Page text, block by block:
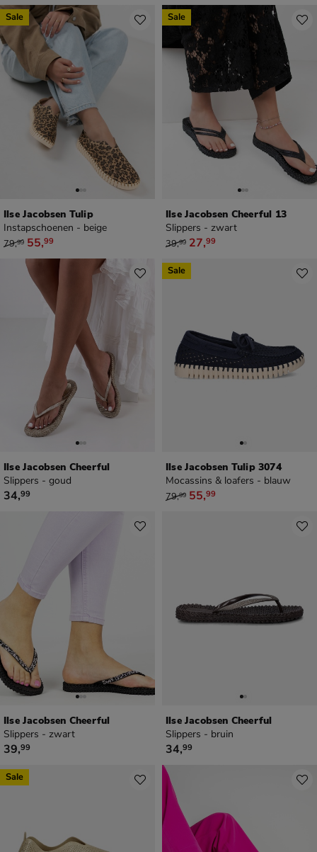
Ilse Jacobsen Tulip
Instapschoenen - beige
van € 79,99 voor € 55,99
79,99 55,99
Sale
Ilse Jacobsen Cheerful 13
Slippers - zwart
van € 39,99 voor € 27,99
39,99 27,99
Sale
Ilse Jacobsen Cheerful
Slippers - goud
€ 34,99
34,99
Ilse Jacobsen Tulip 3074
Mocassins & loafers - blauw
van € 79,99 voor € 55,99
79,99 55,99
Sale
Ilse Jacobsen Cheerful
Slippers - zwart
€ 39,99
39,99
Ilse Jacobsen Cheerful
Slippers - bruin
€ 34,99
34,99
Sale